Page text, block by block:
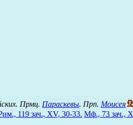
Прмц. Параскевы. Прп. Моисея
119 зач., XV, 30-33. Мф., 73 зач.,